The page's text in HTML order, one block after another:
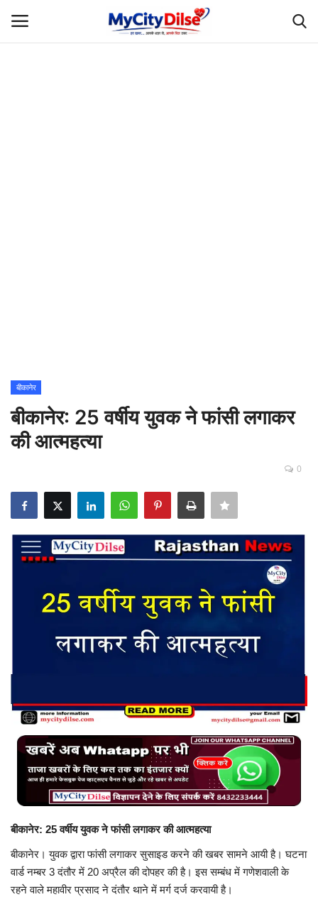
शिक्षा
Rajasthani Influencers
देश
दुनिया
मनोरंजन
पॉलिटिक्स
टेक ज्ञान
Language
English Hindi
बीकानेर
बीकानेर: 25 वर्षीय युवक ने फांसी लगाकर
की आत्महत्या
0
बीकानेर: 25 वर्षीय युवक ने फांसी लगाकर की आत्महत्या
बीकानेर। युवक द्वारा फांसी लगाकर सुसाइड करने की खबर सामने आयी है। घटना
वार्ड नम्बर 3 दंतौर में 20 अप्रैल की दोपहर की है। इस सम्बंध में गणेशवाली के
रहने वाले महावीर प्रसाद ने दंतौर थाने में मर्ग दर्ज करवायी है।